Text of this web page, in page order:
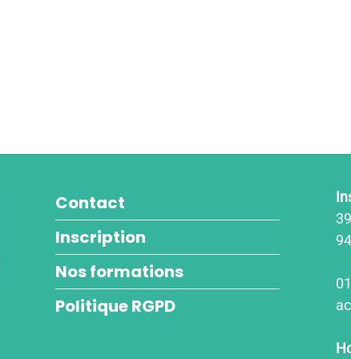
Contact
Inscription
Nos formations
Politique RGPD